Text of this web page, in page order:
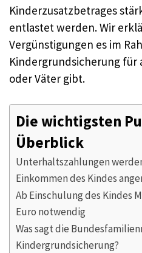
Kinderzusatzbetrages
entlastet werden. Wir
Vergünstigungen es im
Kindergrundsicherung
oder Väter gibt.
Die wichtigsten
Überblick
Unterhaltszahlungen
Einkommen des Kindes
Ab Einschulung des Kindes
Euro notwendig
Was sagt die
Kindergrundsicherung?